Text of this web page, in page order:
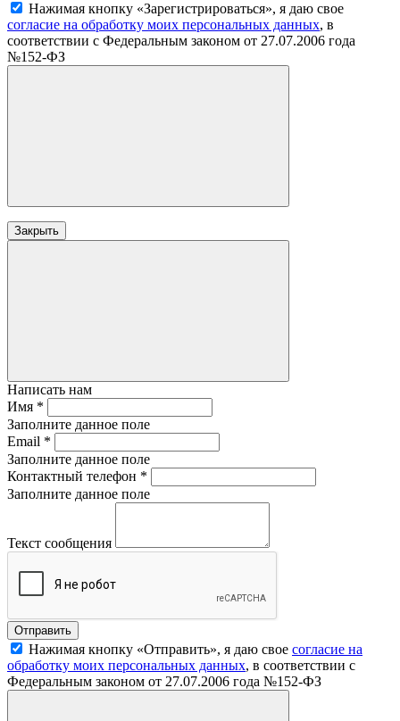
Нажимая кнопку «Зарегистрироваться», я даю свое
согласие на обработку моих персональных данных, в
соответствии с Федеральным законом от 27.07.2006 года
№152-ФЗ
Закрыть
Написать нам
Имя *
Заполните данное поле
Email *
Заполните данное поле
Контактный телефон *
Заполните данное поле
Текст сообщения
Нажимая кнопку «Отправить», я даю свое согласие на
обработку моих персональных данных, в соответствии с
Федеральным законом от 27.07.2006 года №152-ФЗ